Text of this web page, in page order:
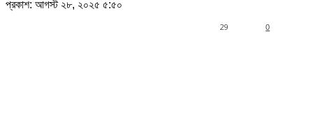
প্রকাশ: আগস্ট ২৮, ২০২৫ ৫:৫০
0
29